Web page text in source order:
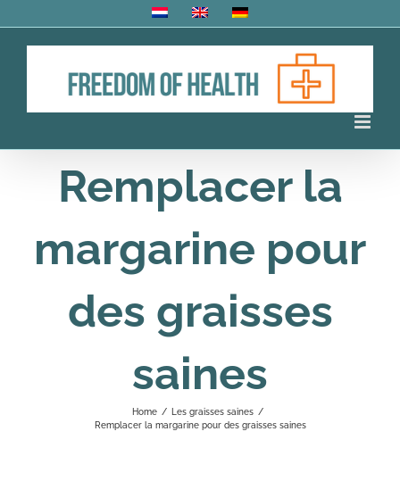
to
Remplacer la
margarine pour
des graisses
saines
Home / Les graisses saines /
Remplacer la margarine pour des graisses saines